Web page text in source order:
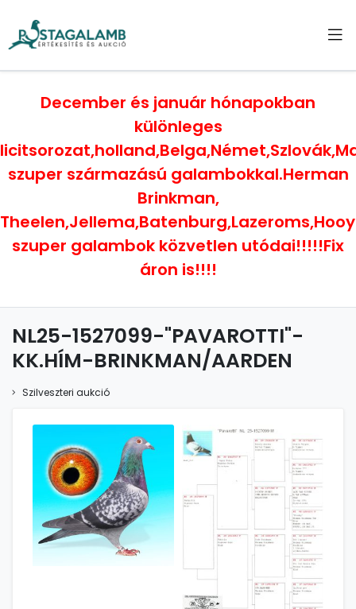
December és január hónapokban
különleges
szuper származású galambokkal.Herman
Brinkman,
szuper galambok közvetlen utódai!!!!!Fix
áron is!!!!
NL25-1527099-"PAVAROTTI"-
KK.HÍM-BRINKMAN/AARDEN
Szilveszteri aukció